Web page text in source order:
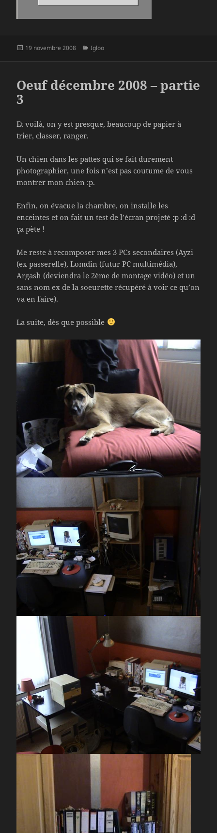
Publié
19 novembre 2008 Catégories
Igloo
Oeuf décembre 2008 – partie
3
Et voilà, on y est presque, beaucoup de papier à
trier, classer, ranger.
Un chien dans les pattes qui se fait durement
photographier, une fois n’est pas coutume de vous
montrer mon chien :p.
Enfin, on évacue la chambre, on installe les
enceintes et on fait un test de l’écran projeté :p :d :d
ça pète !
Me reste à recomposer mes 3 PCs secondaires (Ayzi
(ex passerelle), Lomdîn (futur PC multimédia),
Argash (deviendra le 2ème de montage vidéo) et un
sans nom ex de la soeurette récupéré à voir ce qu’on
va en faire).
La suite, dès que possible